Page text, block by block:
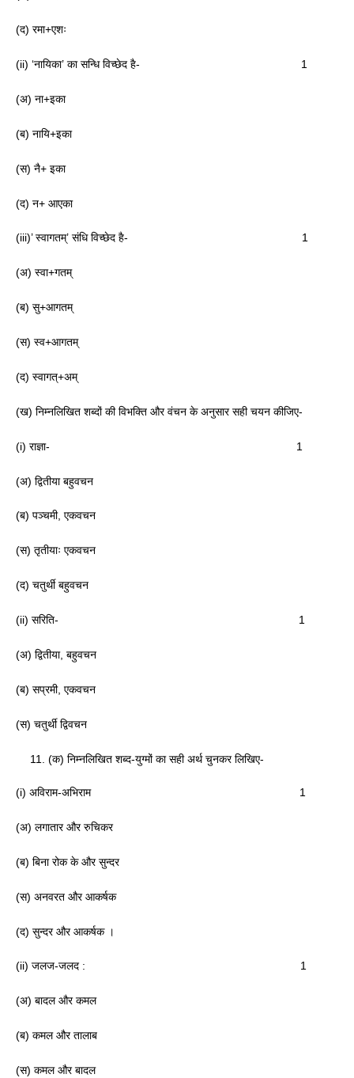
(द) रमा+एशः
(ii) ‘नायिका’ का सन्धि विच्छेद है- 1
(अ) ना+इका
(ब) नायि+इका
(स) नै+ इका
(द) न+ आएका
(iii)’ स्वागतम्’ संधि विच्छेद है- 1
(अ) स्वा+गतम्
(ब) सु+आगतम्
(स) स्व+आगतम्
(द) स्वागत्+अम्
(ख) निम्नलिखित शब्दों की विभक्ति और वंचन के अनुसार सही चयन कीजिए-
(i) राज्ञा- 1
(अ) द्वितीया बहुवचन
(ब) पञ्चमी, एकवचन
(स) तृतीयाः एकवचन
(द) चतुर्थी बहुवचन
(ii) सरिति- 1
(अ) द्वितीया, बहुवचन
(ब) सप्रमी, एकवचन
(स) चतुर्थी द्विवचन
(क) निम्नलिखित शब्द-युग्मों का सही अर्थ चुनकर लिखिए-
(i) अविराम-अभिराम 1
(अ) लगातार और रुचिकर
(ब) बिना रोक के और सुन्दर
(स) अनवरत और आकर्षक
(द) सुन्दर और आकर्षक ।
(ii) जलज-जलद : 1
(अ) बादल और कमल
(ब) कमल और तालाब
(स) कमल और बादल